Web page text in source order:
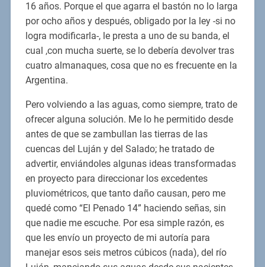
16 años. Porque el que agarra el bastón no lo larga
por ocho años y después, obligado por la ley -si no
logra modificarla-, le presta a uno de su banda, el
cual ,con mucha suerte, se lo debería devolver tras
cuatro almanaques, cosa que no es frecuente en la
Argentina.
Pero volviendo a las aguas, como siempre, trato de
ofrecer alguna solución. Me lo he permitido desde
antes de que se zambullan las tierras de las
cuencas del Luján y del Salado; he tratado de
advertir, enviándoles algunas ideas transformadas
en proyecto para direccionar los excedentes
pluviométricos, que tanto daño causan, pero me
quedé como “El Penado 14” haciendo señas, sin
que nadie me escuche. Por esa simple razón, es
que les envío un proyecto de mi autoría para
manejar esos seis metros cúbicos (nada), del río